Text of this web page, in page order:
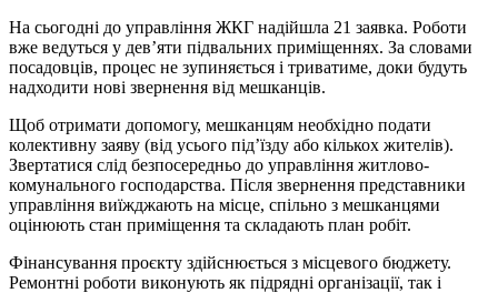
На сьогодні до управління ЖКГ надійшла 21 заявка. Роботи
вже ведуться у дев’яти підвальних приміщеннях. За словами
посадовців, процес не зупиняється і триватиме, доки будуть
надходити нові звернення від мешканців.
Щоб отримати допомогу, мешканцям необхідно подати
колективну заяву (від усього під’їзду або кількох жителів).
Звертатися слід безпосередньо до управління житлово-
комунального господарства. Після звернення представники
управління виїжджають на місце, спільно з мешканцями
оцінюють стан приміщення та складають план робіт.
Фінансування проєкту здійснюється з місцевого бюджету.
Ремонтні роботи виконують як підрядні організації, так і